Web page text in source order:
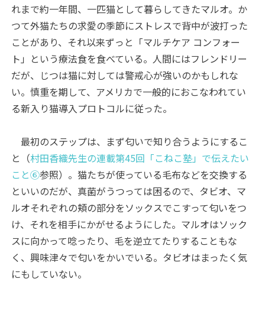
れまで約一年間、一匹猫として暮らしてきたマルオ。か
つて外猫たちの求愛の季節にストレスで背中が波打った
ことがあり、それ以来ずっと「マルチケア コンフォー
ト」という療法食を食べている。人間にはフレンドリー
だが、じつは猫に対しては警戒心が強いのかもしれな
い。慎重を期して、アメリカで一般的におこなわれてい
る新入り猫導入プロトコルに従った。
最初のステップは、まず匂いで知り合うようにするこ
と（村田香織先生の連載第45回「こねこ塾」で伝えたい
こと⑥参照）。猫たちが使っている毛布などを交換する
といいのだが、真菌がうつっては困るので、タビオ、マ
ルオそれぞれの頬の部分をソックスでこすって匂いをつ
け、それを相手にかがせるようにした。マルオはソック
スに向かって唸ったり、毛を逆立てたりすることもな
く、興味津々で匂いをかいでいる。タビオはまったく気
にもしていない。